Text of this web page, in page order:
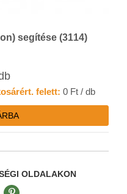
segítése (3114)
felett: 0 Ft / db
OLDALAKON